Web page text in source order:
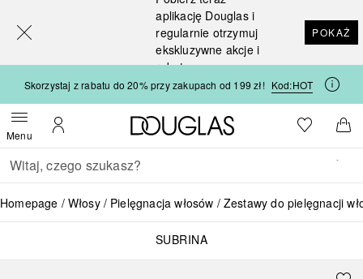
aplikację Douglas i
regularnie otrzymuj
ekskluzywne akcje i
rabaty
POKAŻ
Skorzystaj z rabatu do 20% przy zakupach od 199 zł! Kod:HOT
MenuOtwórz menuMoje konto
Strona główna Douglas
Do listyDo
Wracać
Wykonaj wyszukiwanie
Homepage Włosy Pielęgnacja włosów Zestawy do pielęgnacji
SUBRINA
[navigation.slideout.screenreader]